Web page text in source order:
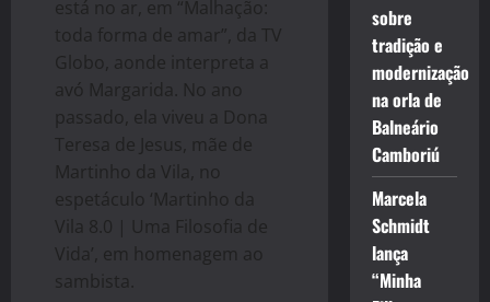
está no ar, em “Malhação:
toda forma de amar”, da TV
Globo, aonde interpreta a
avó Margarida. No ano
passado, ela viveu a Dona
Teresa de Jesus, mãe de
Martinho da Vila, no
espetáculo ‘Martinho da
Vila 8.0 | Uma Filosofia de
Vida’, em homenagem ao
sambista.
sobre
tradição e
modernização
na orla de
Balneário
Camboriú
Marcela
Schmidt
lança
“Minha